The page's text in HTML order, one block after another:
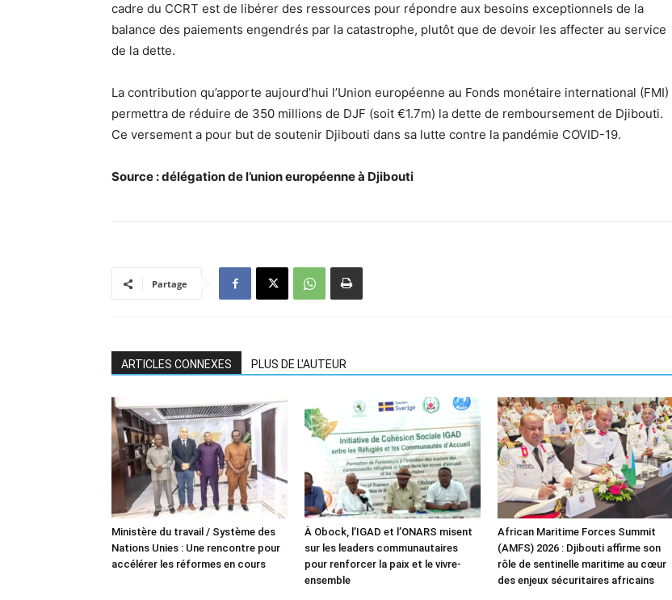
cadre du CCRT est de libérer des ressources pour répondre aux besoins exceptionnels de la
balance des paiements engendrés par la catastrophe, plutôt que de devoir les affecter au service
de la dette.
La contribution qu’apporte aujourd’hui l’Union européenne au Fonds monétaire international (FMI)
permettra de réduire de 350 millions de DJF (soit €1.7m) la dette de remboursement de Djibouti.
Ce versement a pour but de soutenir Djibouti dans sa lutte contre la pandémie COVID-19.
Source : délégation de l’union européenne à Djibouti
Partage
ARTICLES CONNEXES PLUS DE L'AUTEUR
Ministère du travail / Système des
Nations Unies : Une rencontre pour
accélérer les réformes en cours
À Obock, l’IGAD et l’ONARS misent
sur les leaders communautaires
pour renforcer la paix et le vivre-
ensemble
African Maritime Forces Summit
(AMFS) 2026 : Djibouti affirme son
rôle de sentinelle maritime au cœur
des enjeux sécuritaires africains